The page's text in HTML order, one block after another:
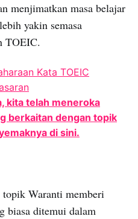
menjimatkan masa belajar
yakin semasa
TOEIC.
kita telah meneroka
berkaitan dengan topik
di sini.
topik Waranti memberi
biasa ditemui dalam